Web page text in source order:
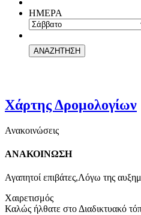
ΗΜΕΡΑ
Χάρτης Δρομολογίων
Ανακοινώσεις
ΑΝΑΚΟΙΝΩΣΗ
Αγαπητοί επιβάτες,Λόγω της
Χαιρετισμός
Καλώς ήλθατε στο Διαδικτυακό